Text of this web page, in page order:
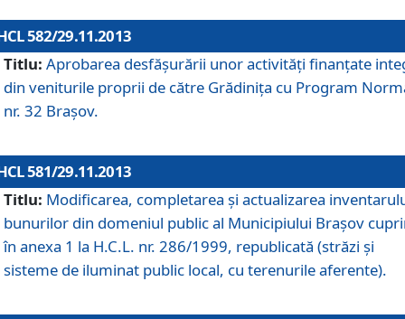
582/29.11.2013
Titlu: Aprobarea desfăşurării unor activităţi finanţate
din veniturile proprii de către Grădiniţa cu Program
nr. 32 Braşov.
581/29.11.2013
Titlu: Modificarea, completarea şi actualizarea
bunurilor din domeniul public al Municipiului Braşov
în anexa 1 la H.C.L. nr. 286/1999, republicată (străzi şi
sisteme de iluminat public local, cu terenurile aferente).